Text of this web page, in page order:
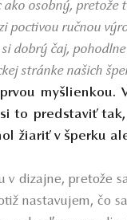
ako osobný, pretože
poctivou ručnou
dobrý čaj,
stránke našich
myšlienkou.
to predstaviť
žiariť v šperku
dizajne, pretože
nastavujem, čo